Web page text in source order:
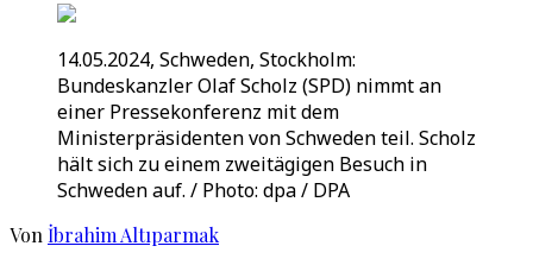
14.05.2024, Schweden, Stockholm:
Bundeskanzler Olaf Scholz (SPD) nimmt an
einer Pressekonferenz mit dem
Ministerpräsidenten von Schweden teil. Scholz
hält sich zu einem zweitägigen Besuch in
Schweden auf. / Photo: dpa / DPA
Von İbrahim Altıparmak